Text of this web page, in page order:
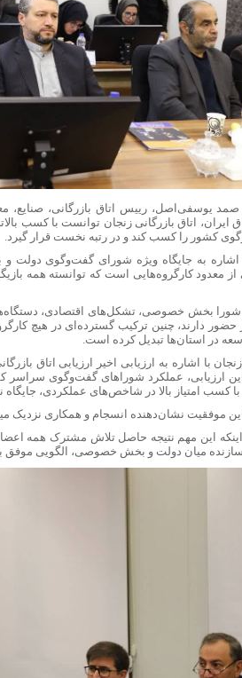
صمد یوسفی‌اصل، رییس اتاق بازرگانی، صنایع،
ایران، اتاق بازرگانی زنجان توانست با کسب
کشور را کسب کند و در رتبه نخست قرار گیرد.
به جایگاه ویژه شورای گفت‌وگوی دولت
از معدود کارگروه‌هایی است که توانسته همه
شورا بخش خصوصی، تشکل‌های اقتصادی،
حضور دارند، چنین ترکیب گسترده‌ای در هیچ
در استان‌ها تبدیل کرده است.
با اشاره به ارزیابی اخیر ارزیابی اتاق
این ارزیابی، عملکرد شوراهای گفت‌وگوی
کسب امتیاز بالا در شاخص‌های عملکردی،
موفقیت نشان‌دهنده انسجام و همکاری
این مهم نتیجه حاصل تلاش مشترک همه
سازنده میان دولت و بخش خصوصی، الگویی موفق